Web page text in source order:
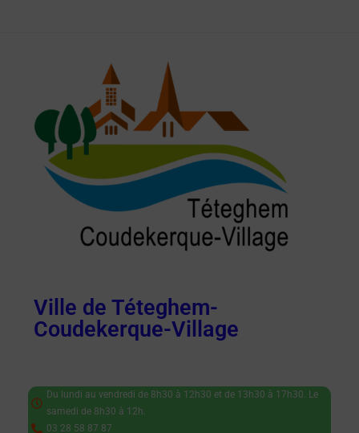
Ville de Téteghem-
Coudekerque-Village
Du lundi au vendredi de 8h30 à 12h30 et de 13h30 à 17h30. Le
samedi de 8h30 à 12h.
03 28 58 87 87